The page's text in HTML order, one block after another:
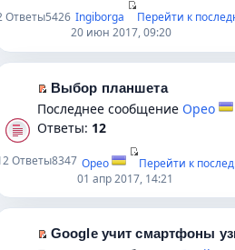
е
и
ю
н
у
с
о
о
щ
н
ю
п
о
ч
и
т
а
н
м
с
е
р
о
м
н
е
п
о
ч
и
е
й
и
к
е
р
в
м
у
н
Ответы5426 Ingiborga
Перейти к
20 июн 2017, 09:20
е
т
к
Выбор планшета
Последнее сообщение Орео
Ответы: 12
Ответы8347 Орео
Перейти к
01 апр 2017, 14:21
Google учит смартфоны